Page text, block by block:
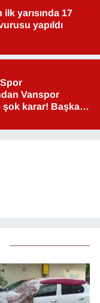
ilk yarısında 17
yapıldı
Vanspor
şok karar! Başkan